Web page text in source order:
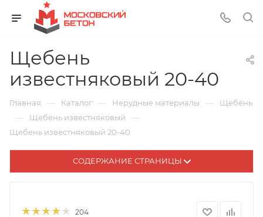
Щебень
известняковый 20-40
Главная — Каталог — Нерудные материалы — Щебень
— Щебень известняковый —
Щебень известняковый 20-40
СОДЕРЖАНИЕ СТРАНИЦЫ
204